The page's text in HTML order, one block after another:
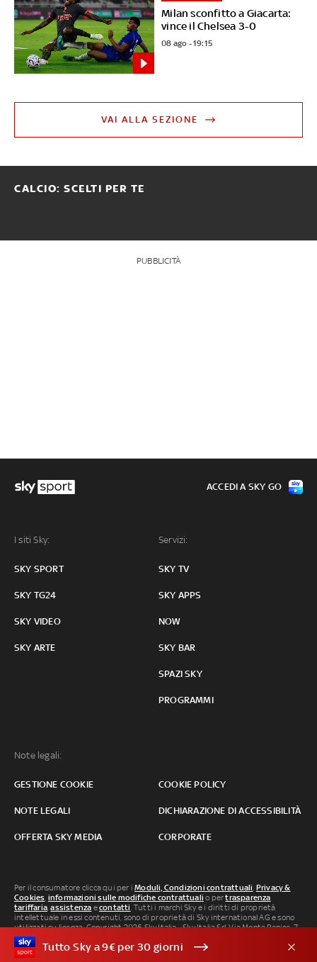
Milan sconfitto a Giacarta:
vince il Chelsea 3-0
08 ago - 19:15
VAI ALLA SEZIONE
CALCIO: SCELTI PER TE
PUBBLICITÀ
I siti Sky:
SKY SPORT
SKY TG24
SKY VIDEO
SKY ARTE
Servizi:
SKY TV
SKY APPS
NOW
SKY BAR
SPAZI SKY
PROGRAMMI
Note legali:
GESTIONE COOKIE COOKIE POLICY
NOTE LEGALI DICHIARAZIONE DI ACCESSIBILITÀ
OFFERTA SKY MEDIA CORPORATE
ACCEDI A SKY GO
Per il consumatore clicca qui per iModuli, Condizioni contrattuali, Privacy &
Cookies, informazioni sulle modifiche contrattuali o pertrasparenza
tariffaria,assistenza econtatti. Tutti i marchi Sky e i diritti di proprietà
intellettuale in essi contenuti, sono di proprietà di Sky international AG e sono
utilizzati su licenza. Copyright 2026 Sky Italia - Sky Italia Srl Via Monte Penice, 7 -
20138 Milano P.IVA 04619241005. SkyTG24: ISSN 3035-1537 e SkySport: ISSN
3035-1545.Segnalazione Abusi
Tutto Sky a 9€ per 30 giorni